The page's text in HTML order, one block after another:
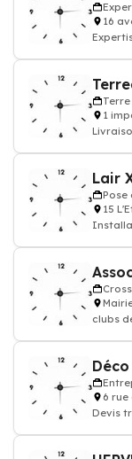
16
1
Lair
Pose
15
clubs
6 rue
Devis